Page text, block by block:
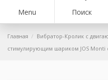
Menu Поиск
Главная
Вибратор-Кролик с
стимулирующим шариком JOS Monti